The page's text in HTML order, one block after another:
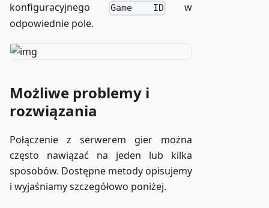
konfiguracyjnego
Game ID
w
odpowiednie pole.
Możliwe problemy i
rozwiązania
Połączenie z serwerem gier można
często nawiązać na jeden lub kilka
sposobów. Dostępne metody opisujemy
i wyjaśniamy szczegółowo poniżej.